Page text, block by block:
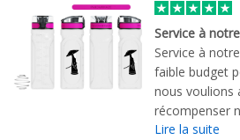
Service à
Service à
faible budget
nous voulions
récompenser
supporters
Lire la suite